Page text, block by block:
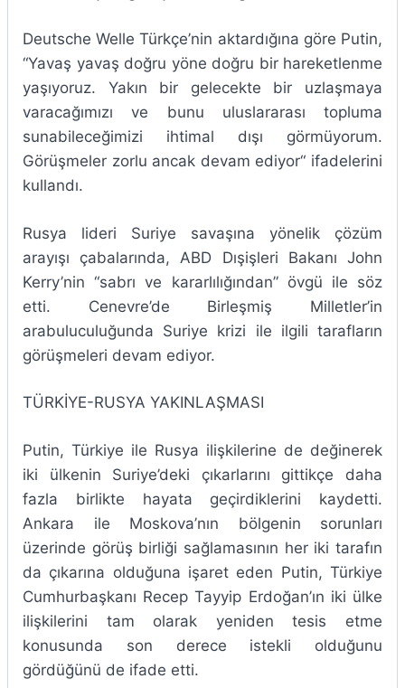
Deutsche Welle Türkçe’nin aktardığına göre Putin,
“Yavaş yavaş doğru yöne doğru bir hareketlenme
yaşıyoruz. Yakın bir gelecekte bir uzlaşmaya
varacağımızı ve bunu uluslararası topluma
sunabileceğimizi ihtimal dışı görmüyorum.
Görüşmeler zorlu ancak devam ediyor“ ifadelerini
kullandı.
Rusya lideri Suriye savaşına yönelik çözüm
arayışı çabalarında, ABD Dışişleri Bakanı John
Kerry’nin “sabrı ve kararlılığından” övgü ile söz
etti. Cenevre’de Birleşmiş Milletler’in
arabuluculuğunda Suriye krizi ile ilgili tarafların
görüşmeleri devam ediyor.
TÜRKİYE-RUSYA YAKINLAŞMASI
Putin, Türkiye ile Rusya ilişkilerine de değinerek
iki ülkenin Suriye’deki çıkarlarını gittikçe daha
fazla birlikte hayata geçirdiklerini kaydetti.
Ankara ile Moskova’nın bölgenin sorunları
üzerinde görüş birliği sağlamasının her iki tarafın
da çıkarına olduğuna işaret eden Putin, Türkiye
Cumhurbaşkanı Recep Tayyip Erdoğan’ın iki ülke
ilişkilerini tam olarak yeniden tesis etme
konusunda son derece istekli olduğunu
gördüğünü de ifade etti.